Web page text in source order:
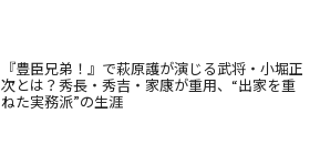
『豊臣兄弟！』で萩原護が演じる武将・小堀正
次とは？秀長・秀吉・家康が重用、“出家を重
ねた実務派”の生涯